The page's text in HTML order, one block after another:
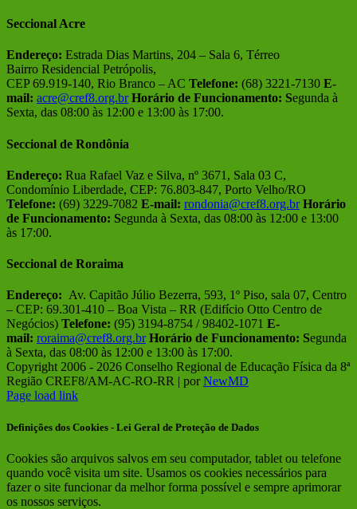
Seccional Acre
Endereço: Estrada Dias Martins, 204 – Sala 6, Térreo
Bairro Residencial Petrópolis,
CEP 69.919-140, Rio Branco – AC Telefone: (68) 3221-7130 E-
mail: acre@cref8.org.br Horário de Funcionamento: Segunda à
Sexta, das 08:00 às 12:00 e 13:00 às 17:00.
Seccional de Rondônia
Endereço: Rua Rafael Vaz e Silva, nº 3671, Sala 03 C,
Condomínio Liberdade, CEP: 76.803-847, Porto Velho/RO
Telefone: (69) 3229-7082 E-mail: rondonia@cref8.org.br Horário
de Funcionamento: Segunda à Sexta, das 08:00 às 12:00 e 13:00
às 17:00.
Seccional de Roraima
Endereço: Av. Capitão Júlio Bezerra, 593, 1º Piso, sala 07, Centro
– CEP: 69.301-410 – Boa Vista – RR (Edifício Otto Centro de
Negócios) Telefone: (95) 3194-8754 / 98402-1071 E-
mail: roraima@cref8.org.br Horário de Funcionamento: Segunda
à Sexta, das 08:00 às 12:00 e 13:00 às 17:00.
Copyright 2006 - 2026 Conselho Regional de Educação Física da 8ª
Região CREF8/AM-AC-RO-RR | porNewMD
Facebook
Instagram
Page load link
Definições dos Cookies - Lei Geral de Proteção de Dados
Cookies são arquivos salvos em seu computador, tablet ou telefone
quando você visita um site. Usamos os cookies necessários para
fazer o site funcionar da melhor forma possível e sempre aprimorar
os nossos serviços.